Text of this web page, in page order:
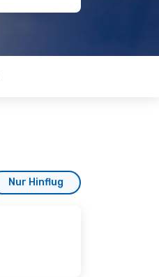
Nur Hinflug